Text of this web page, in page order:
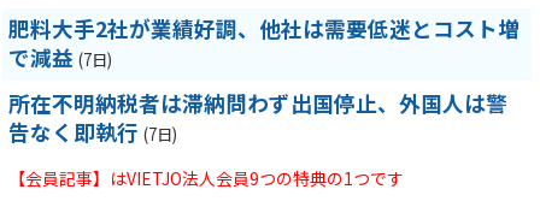
肥料大手2社が業績好調、他社は需要低迷とコスト増
で減益 (7日)
所在不明納税者は滞納問わず出国停止、外国人は警
告なく即執行 (7日)
【会員記事】はVIETJO法人会員9つの特典の1つです